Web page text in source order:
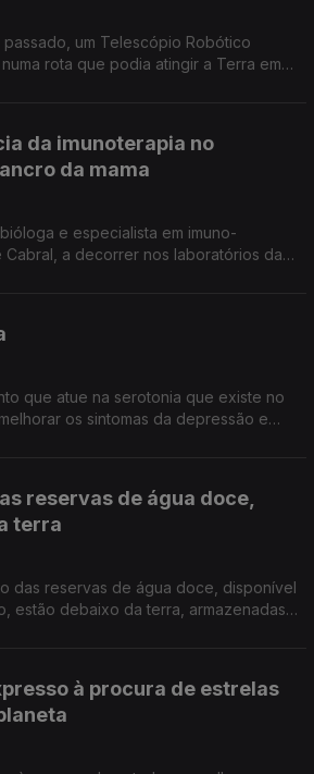
um Telescópio Robótico
rota que podia atingir a Terra em
da imunoterapia no
da mama
e especialista em imuno-
Cabral, a decorrer nos laboratórios da
que atue na serotonia que existe no
os sintomas da depressão e
reservas de água doce,
terra
das reservas de água doce, disponível
estão debaixo da terra, armazenadas
à procura de estrelas